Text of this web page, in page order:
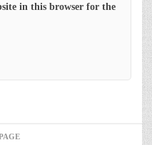
in this browser for the